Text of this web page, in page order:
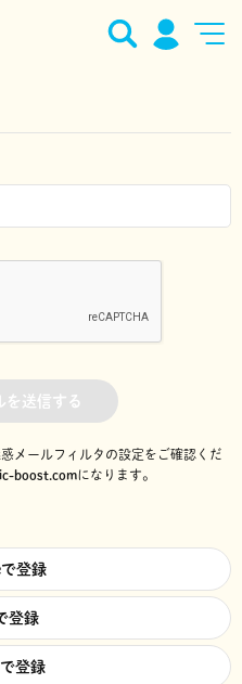
を送信する
メールフィルタの設定をご確認くだ
boost.comになります。
登録
登録
登録